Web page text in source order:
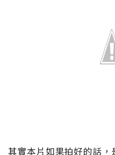
其實本片如果拍好的話